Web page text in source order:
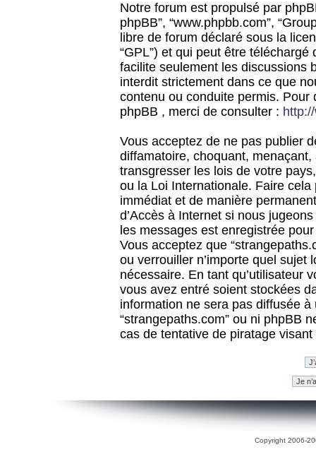
Notre forum est propulsé par
phpBB”, “www.phpbb.com”,
libre de forum déclaré sous la
“GPL”) et qui peut être téléchargé
facilite seulement les discussions
interdit strictement dans ce que
contenu ou conduite permis.
phpBB , merci de consulter :
Vous acceptez de ne pas publier
diffamatoire, choquant,
transgresser les lois de votre
ou la Loi Internationale. Faire
immédiat et de manière
d’Accès à Internet si nous
les messages est enregistrée
Vous acceptez que
ou verrouiller n’importe quel sujet
nécessaire. En tant qu’utilisateur
vous avez entré soient stockées
information ne sera pas diffusée
“strangepaths.com” ou ni phpBB
cas de tentative de piratage
Copyright 2006-